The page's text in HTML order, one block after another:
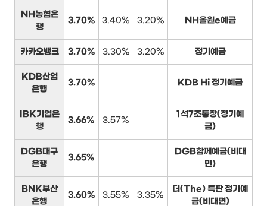
NH농협은
행
3.70% 3.40% 3.20% NH올원e예금
카카오뱅크 3.70% 3.30% 3.20% 정기예금
KDB산업
은행
3.70% KDB Hi 정기예금
IBK기업은
행
3.66% 3.57%
1석7조통장(정기예
금)
DGB대구
은행
3.65%
DGB함께예금(비대
면)
BNK부산
은행
3.60% 3.55% 3.35%
더(The) 특판 정기예
금(비대면)